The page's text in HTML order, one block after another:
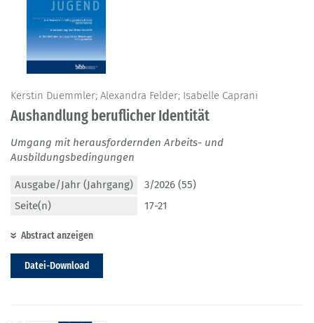
Kerstin Duemmler; Alexandra Felder; Isabelle Caprani
Aushandlung beruflicher Identität
Umgang mit herausfordernden Arbeits- und
Ausbildungsbedingungen
Ausgabe/Jahr (Jahrgang)
3/2026 (55)
Seite(n)
17-21
Abstract anzeigen
Datei-Download